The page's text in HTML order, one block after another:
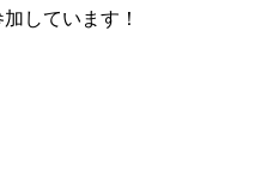
しています！